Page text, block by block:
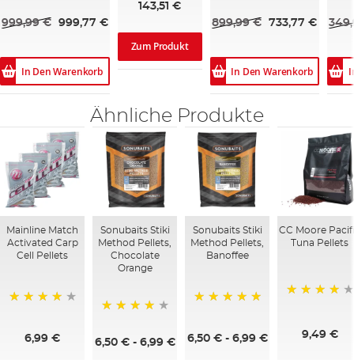
999,99 € 999,77 €
In Den Warenkorb
143,51 €
Zum Produkt
899,99 € 733,77 €
In Den Warenkorb
Ähnliche Produkte
Mainline Match
Activated Carp
Cell Pellets
6,99 €
Sonubaits Stiki
Method Pellets,
Chocolate
Orange
6,50 €- 6,99 €
Sonubaits Stiki
Method Pellets,
Banoffee
6,50 €- 6,99 €
CC Moore
Tuna Pellets
9,49 €